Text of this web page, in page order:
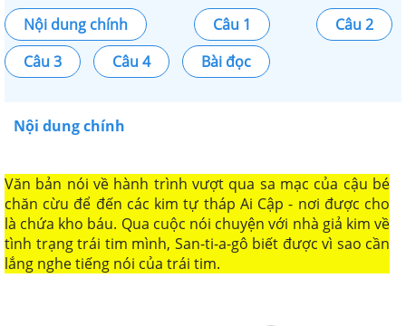
Nội dung chính Câu 1
Câu 2
Câu 3
Câu 4 Bài đọc
Nội dung chính
Văn bản nói về hành trình vượt qua sa mạc của cậu bé
chăn cừu để đến các kim tự tháp Ai Cập - nơi được cho
là chứa kho báu. Qua cuộc nói chuyện với nhà giả kim về
tình trạng trái tim mình, San-ti-a-gô biết được vì sao cần
lắng nghe tiếng nói của trái tim.